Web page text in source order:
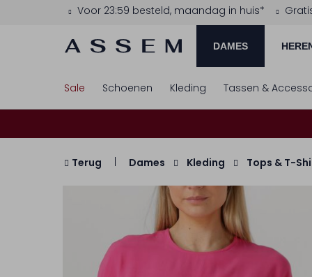
Voor 23:59 besteld, maandag in huis*
DAMES
Sale Schoenen Kleding Tassen &
Terug Dames Kleding Tops & T-